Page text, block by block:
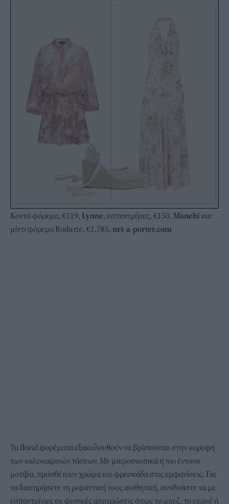
Κοντό φόρεμα, €119, Lynne, εσπαντρίγιες, €150, Manebi και
μίντι φόρεμα Rodarte, €1.785, net-a-porter.com
Τα floral φορέματα εξακολουθούν να βρίσκονται στην κορυφή
των καλοκαιρινών τάσεων. Με μικροσκοπικά ή πιο έντονα
μοτίβα, προσθέτουν χρώμα και φρεσκάδα στις εμφανίσεις. Για
να διατηρήσετε τη ρομαντική τους αισθητική, συνδυάστε τα με
εσπαντρίγιες σε φυσικές αποχρώσεις όπως το μπεζ, το εκρού ή